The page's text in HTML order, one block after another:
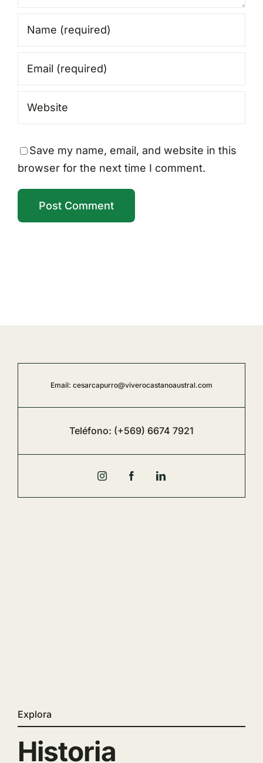
Save my name, email, and website in this
browser for the next time I comment.
Email: cesarcapurro@viverocastanoaustral.com
Teléfono: (+569) 6674 7921
Explora
Historia